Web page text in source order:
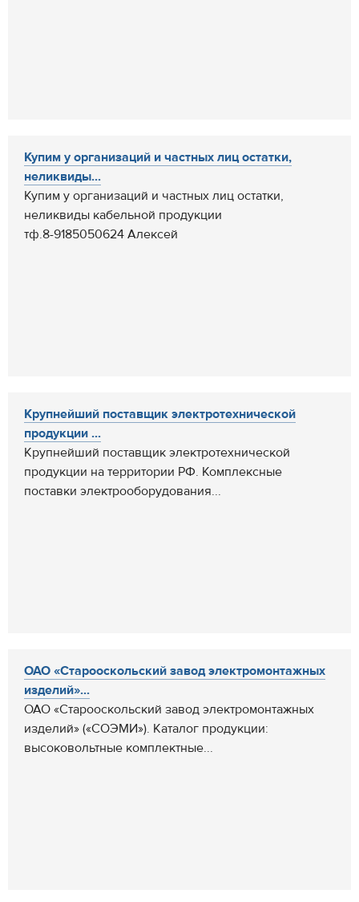
Купим у организаций и частных лиц остатки,
неликвиды...
Купим у организаций и частных лиц остатки,
неликвиды кабельной продукции
тф.8-9185050624 Алексей
Крупнейший поставщик электротехнической
продукции ...
Крупнейший поставщик электротехнической
продукции на территории РФ. Комплексные
поставки электрооборудования...
ОАО «Старооскольский завод электромонтажных
изделий»...
ОАО «Старооскольский завод электромонтажных
изделий» («СОЭМИ»). Каталог продукции:
высоковольтные комплектные...